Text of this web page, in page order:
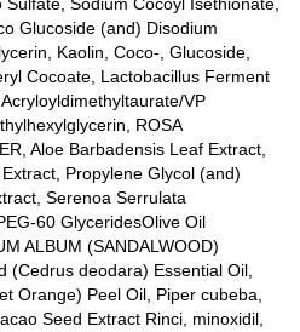
Glucoside (and) Disodium
Kaolin, Coco-, Glucoside,
Cocoate, Lactobacillus Ferment
VP
ROSA
Aloe Barbadensis Leaf Extract,
Propylene Glycol (and)
Serenoa Serrulata
60 GlyceridesOlive Oil
ALBUM (SANDALWOOD)
(Cedrus deodara) Essential Oil,
Orange) Peel Oil, Piper cubeba,
Seed Extract Rinci, minoxidil,